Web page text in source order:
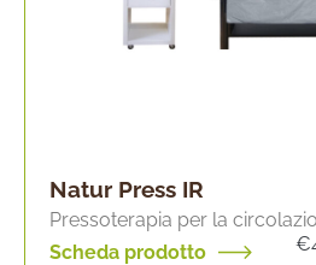
Natur Press IR
Pressoterapia per la
Scheda prodotto
€